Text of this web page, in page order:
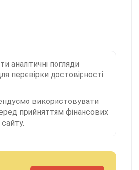
аналітичні погляди
перевірки достовірності
використовувати
прийняттям фінансових